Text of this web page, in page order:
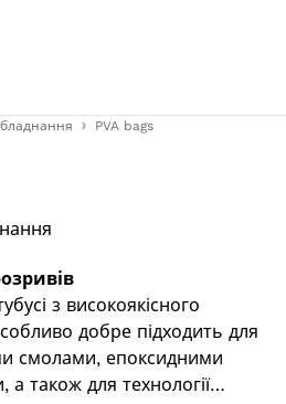
PVA bags
з високоякісного
добре підходить для
смолами, епоксидними
також для технології